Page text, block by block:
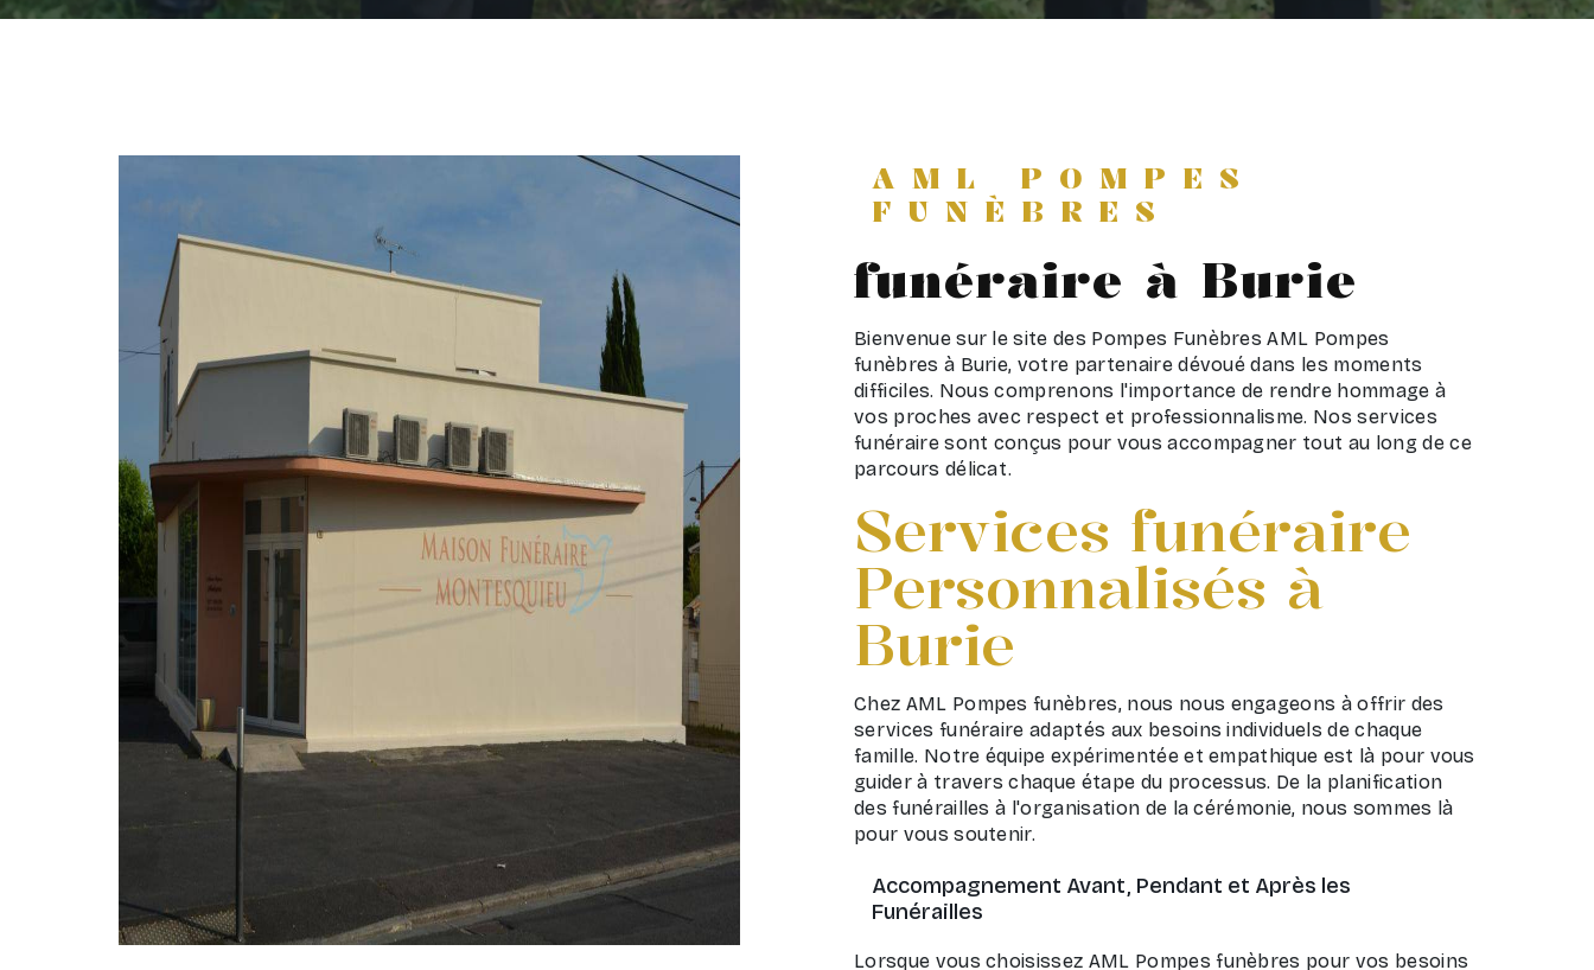
AML POMPES
FUNÈBRES
funéraire à Burie
Bienvenue sur le site des Pompes Funèbres AML Pompes
funèbres à Burie, votre partenaire dévoué dans les moments
difficiles. Nous comprenons l'importance de rendre hommage à
vos proches avec respect et professionnalisme. Nos services
funéraire sont conçus pour vous accompagner tout au long de ce
parcours délicat.
Services funéraire
Personnalisés à
Burie
Chez AML Pompes funèbres, nous nous engageons à offrir des
services funéraire adaptés aux besoins individuels de chaque
famille. Notre équipe expérimentée et empathique est là pour vous
guider à travers chaque étape du processus. De la planification
des funérailles à l'organisation de la cérémonie, nous sommes là
pour vous soutenir.
Accompagnement Avant, Pendant et Après les
Funérailles
Lorsque vous choisissez AML Pompes funèbres pour vos besoins